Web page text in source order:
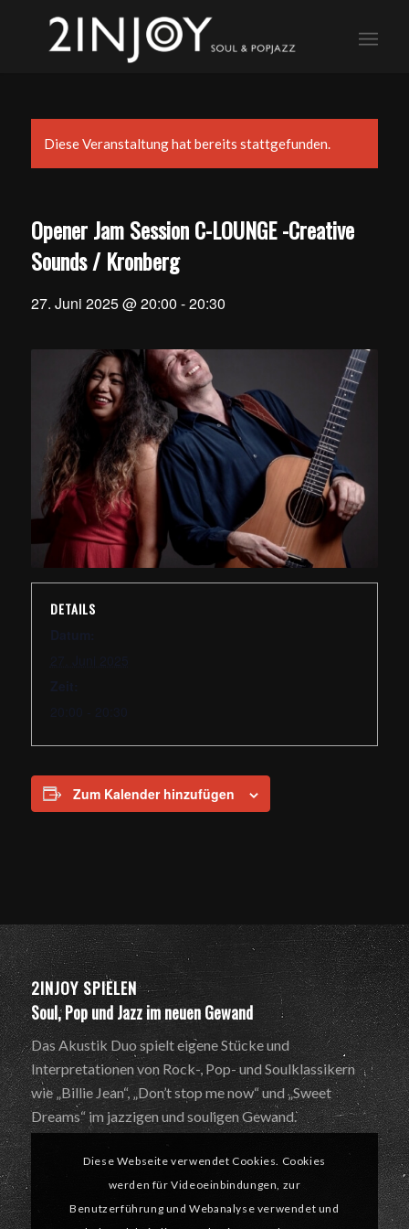
Diese Veranstaltung hat bereits stattgefunden.
Opener Jam Session C-LOUNGE -Creative
Sounds / Kronberg
27. Juni 2025 @ 20:00 -20:30
DETAILS
Zum Kalender hinzufügen
2INJOY SPIELEN
Soul, Pop und Jazz im neuen Gewand
Das Akustik Duo spielt eigene Stücke und
Interpretationen von Rock-, Pop- und Soulklassikern
wie „Billie Jean“, „Don’t stop me now“ und „Sweet
Dreams“ im jazzigen und souligen Gewand.
Diese Webseite verwendet Cookies. Cookies
werden für Videoeinbindungen, zur
Benutzerführung und Webanalyse verwendet und